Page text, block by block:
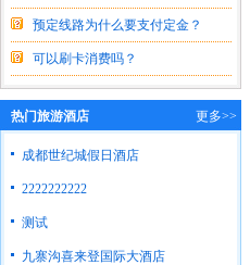
预定线路为什么要支付定金？
可以刷卡消费吗？
热门旅游酒店 更多>>
成都世纪城假日酒店
2222222222
测试
九寨沟喜来登国际大酒店